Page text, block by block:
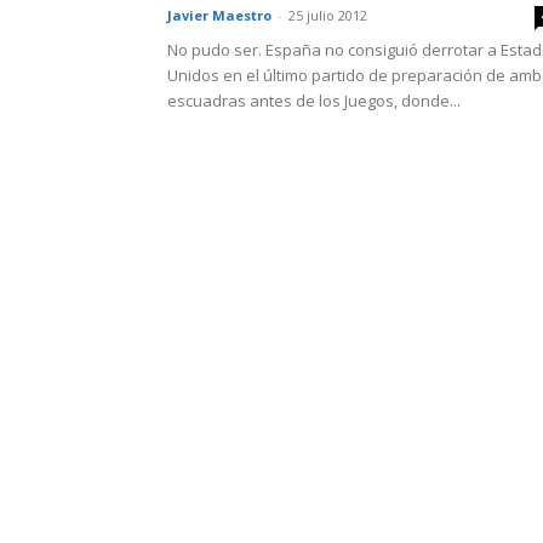
Javier Maestro - 25 julio 2012
No pudo ser. España no consiguió derrotar a
Unidos en el último partido de preparación de
escuadras antes de los Juegos, donde...